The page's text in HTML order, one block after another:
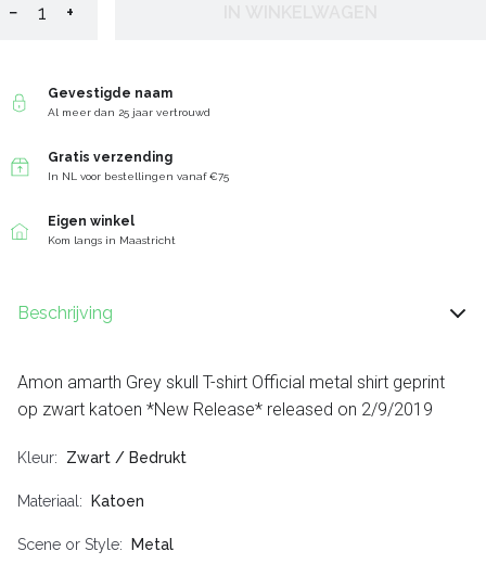
− +
Gevestigde naam
Al meer dan 25 jaar vertrouwd
Gratis verzending
In NL voor bestellingen vanaf €75
Eigen winkel
Kom langs in Maastricht
Beschrijving
Amon amarth Grey skull T-shirt Official metal shirt geprint
op zwart katoen *New Release* released on 2/9/2019
Kleur Zwart / Bedrukt
Materiaal Katoen
Scene or Style Metal